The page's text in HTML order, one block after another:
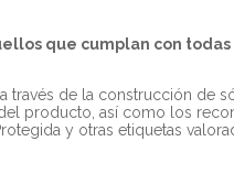
que cumplan con
través de la construcción de
producto, así como los
y otras etiquetas